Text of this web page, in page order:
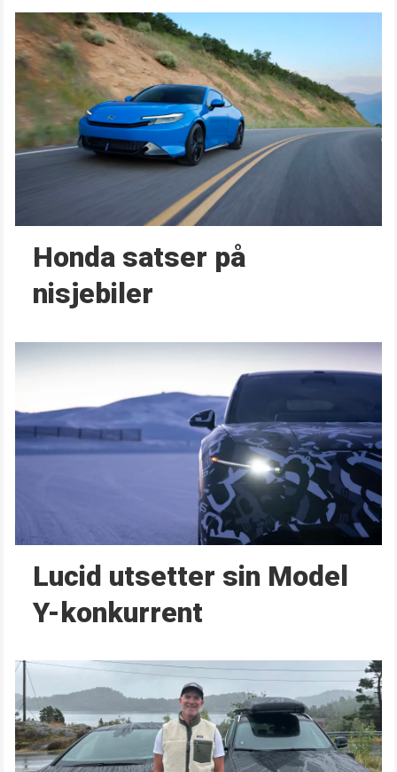
Honda satser på
nisjebiler
Lucid utsetter sin Model
Y-konkurrent